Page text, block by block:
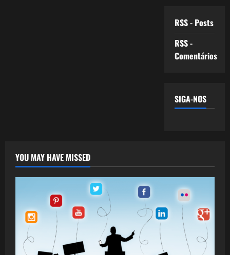
RSS - Posts
RSS -
Comentários
SIGA-NOS
YOU MAY HAVE MISSED